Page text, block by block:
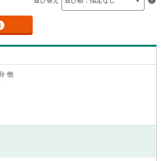
他
高知
長崎
条件で検索する
青葉区(2)
条件で検索する
条件で検索する
保存した条件を見る